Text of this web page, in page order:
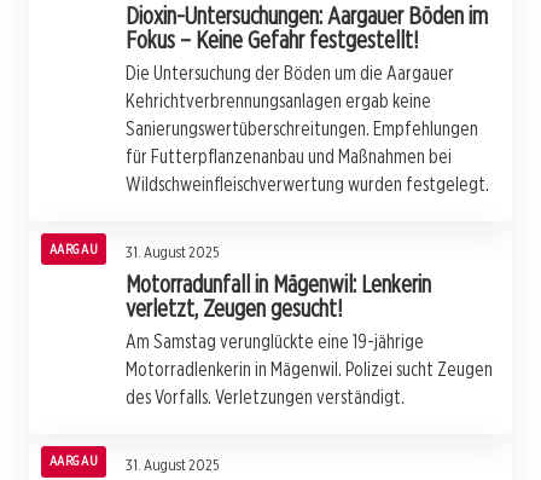
Dioxin-Untersuchungen: Aargauer Böden im
Fokus – Keine Gefahr festgestellt!
Die Untersuchung der Böden um die Aargauer
Kehrichtverbrennungsanlagen ergab keine
Sanierungswertüberschreitungen. Empfehlungen
für Futterpflanzenanbau und Maßnahmen bei
Wildschweinfleischverwertung wurden festgelegt.
AARGAU 31. August 2025
Motorradunfall in Mägenwil: Lenkerin
verletzt, Zeugen gesucht!
Am Samstag verunglückte eine 19-jährige
Motorradlenkerin in Mägenwil. Polizei sucht Zeugen
des Vorfalls. Verletzungen verständigt.
AARGAU 31. August 2025